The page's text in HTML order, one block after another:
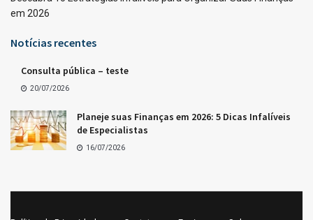
em 2026
Notícias recentes
Consulta pública – teste
20/07/2026
Planeje suas Finanças em 2026: 5 Dicas Infalíveis
de Especialistas
16/07/2026